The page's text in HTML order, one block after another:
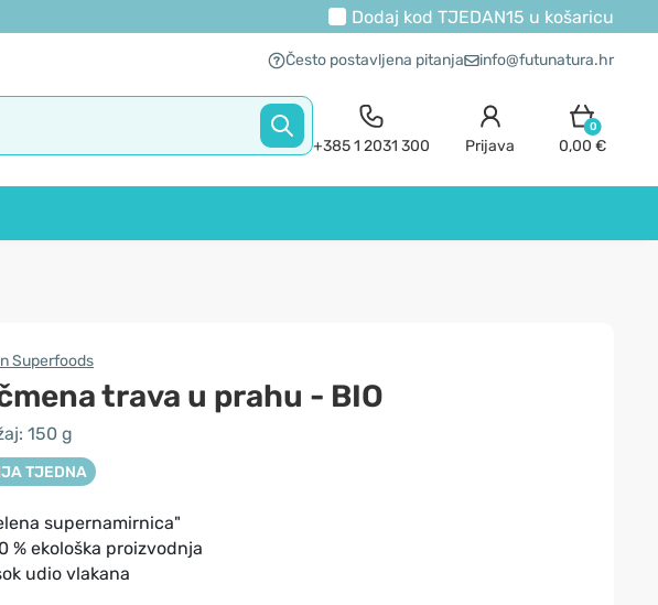
Dodaj kod TJEDAN15 u košaricu
Često postavljena pitanja info@futunatura.hr
+385 1 2031 300 Prijava
0
0,00 €
Superfoods
trava u prahu - BIO
150 g
TJEDNA
supernamirnica"
% ekološka proizvodnja
udio vlakana